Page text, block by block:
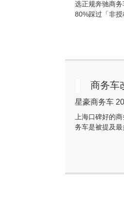
选正规奔驰商
80%踩过「非
商务车
星豪商务车
上海口碑好的
务车是被提及